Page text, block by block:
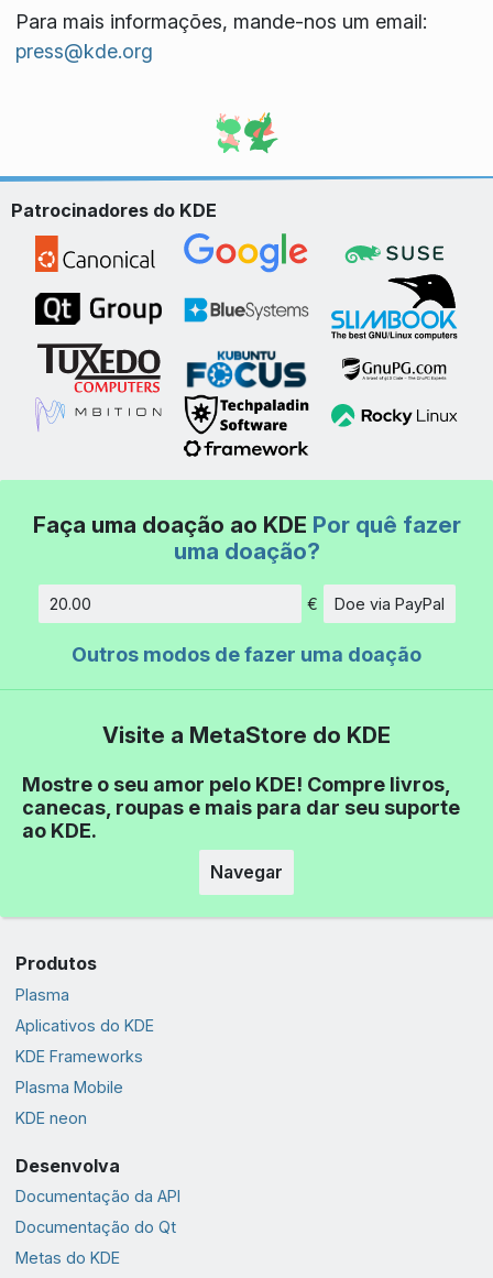
Para mais informações, mande-nos um email:
press@kde.org
Patrocinadores do KDE
Faça uma doação ao KDE Por quê fazer
uma doação?
Quantidade
€ Doe via PayPal
Outros modos de fazer uma doação
Visite a MetaStore do KDE
Mostre o seu amor pelo KDE! Compre livros,
canecas, roupas e mais para dar seu suporte
ao KDE.
Navegar
Produtos
Plasma
Aplicativos do KDE
KDE Frameworks
Plasma Mobile
KDE neon
Desenvolva
Documentação da API
Documentação do Qt
Metas do KDE